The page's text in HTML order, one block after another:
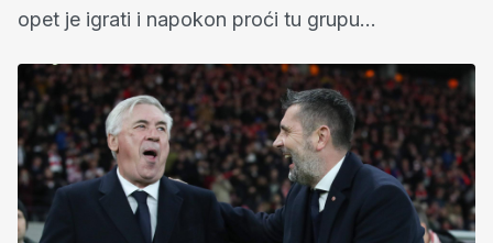
opet je igrati i napokon proći tu grupu...